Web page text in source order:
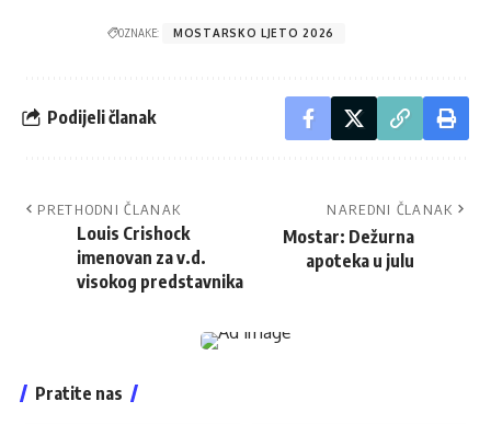
OZNAKE: MOSTARSKO LJETO 2026
Podijeli članak
PRETHODNI ČLANAK
Louis Crishock
imenovan za v.d.
visokog predstavnika
NAREDNI ČLANAK
Mostar: Dežurna
apoteka u julu
Pratite nas